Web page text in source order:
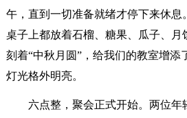
午，直到一切准备就绪才停下来休息
桌子上都放着石榴、糖果、瓜子、月
刻着“中秋月圆”，给我们的教室增添
灯光格外明亮。
六点整，聚会正式开始。两位年